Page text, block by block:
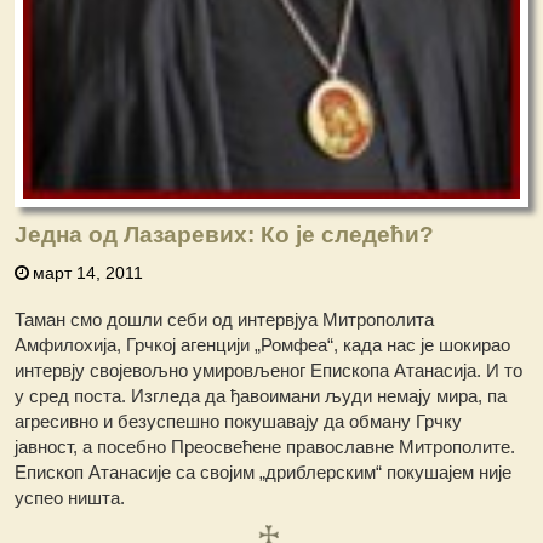
Једна од Лазаревих: Ко је следећи?
март 14, 2011
Таман смо дошли себи од интервјуа Митрополита
Амфилохија, Грчкој агенцији „Ромфеа“, када нас је шокирао
интервју својевољно умировљеног Епископа Атанасија. И то
у сред поста. Изгледа да ђавоимани људи немају мира, па
агресивно и безуспешно покушавају да обману Грчку
јавност, а посебно Преосвећене православне Митрополите.
Епископ Атанасије са својим „дриблерским“ покушајем није
успео ништа.